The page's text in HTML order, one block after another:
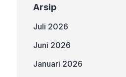
Arsip
Juli 2026
Juni 2026
Januari 2026